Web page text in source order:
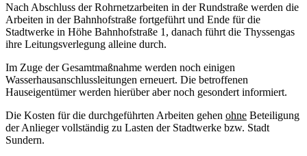
Nach Abschluss der Rohrnetzarbeiten in der Rundstraße werden die
Arbeiten in der Bahnhofstraße fortgeführt und Ende für die
Stadtwerke in Höhe Bahnhofstraße 1, danach führt die Thyssengas
ihre Leitungsverlegung alleine durch.
Im Zuge der Gesamtmaßnahme werden noch einigen
Wasserhausanschlussleitungen erneuert. Die betroffenen
Hauseigentümer werden hierüber aber noch gesondert informiert.
Die Kosten für die durchgeführten Arbeiten gehen ohne Beteiligung
der Anlieger vollständig zu Lasten der Stadtwerke bzw. Stadt
Sundern.